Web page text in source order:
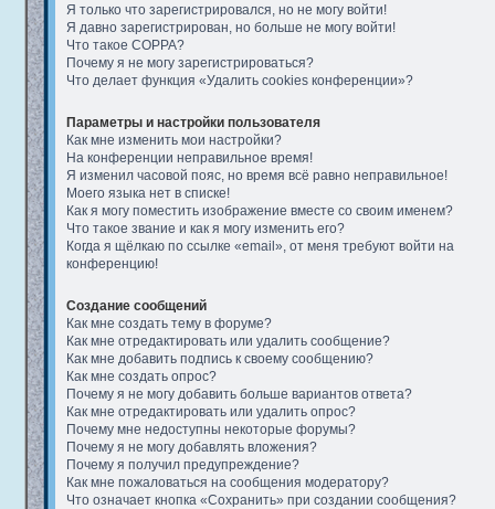
Я только что зарегистрировался, но не могу войти!
Я давно зарегистрирован, но больше не могу войти!
Что такое COPPA?
Почему я не могу зарегистрироваться?
Что делает функция «Удалить cookies конференции»?
Параметры и настройки пользователя
Как мне изменить мои настройки?
На конференции неправильное время!
Я изменил часовой пояс, но время всё равно неправильное!
Моего языка нет в списке!
Как я могу поместить изображение вместе со своим именем?
Что такое звание и как я могу изменить его?
Когда я щёлкаю по ссылке «email», от меня требуют войти на
конференцию!
Создание сообщений
Как мне создать тему в форуме?
Как мне отредактировать или удалить сообщение?
Как мне добавить подпись к своему сообщению?
Как мне создать опрос?
Почему я не могу добавить больше вариантов ответа?
Как мне отредактировать или удалить опрос?
Почему мне недоступны некоторые форумы?
Почему я не могу добавлять вложения?
Почему я получил предупреждение?
Как мне пожаловаться на сообщения модератору?
Что означает кнопка «Сохранить» при создании сообщения?